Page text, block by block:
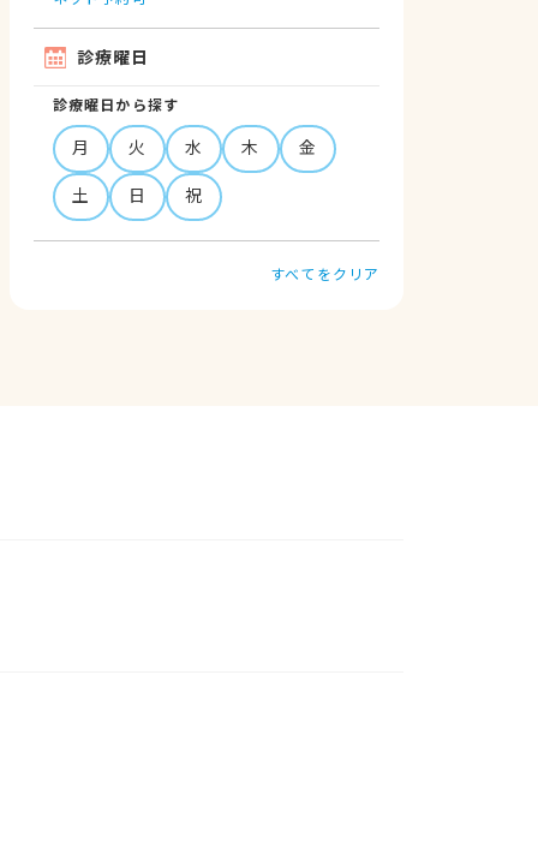
診療曜日
診療曜日から探す
月 火 水 木
金
土
日 祝
すべてをクリア